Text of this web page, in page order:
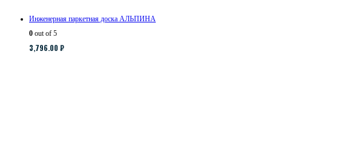
Инженерная паркетная доска АЛЬПИНА
0 out of 5
3,796.00 ₽